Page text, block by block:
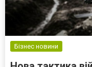
Бізнес новини